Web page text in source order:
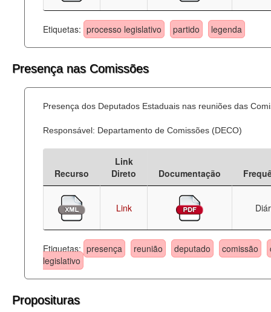
Etiquetas: processo legislativo partido legenda
Presença nas Comissões
Presença dos Deputados Estaduais nas reuniões das
Responsável: Departamento de Comissões (DECO)
Recurso
Link
Direto
Documentação
Link
Etiquetas: presença reunião deputado comissão
legislativo
Proposituras